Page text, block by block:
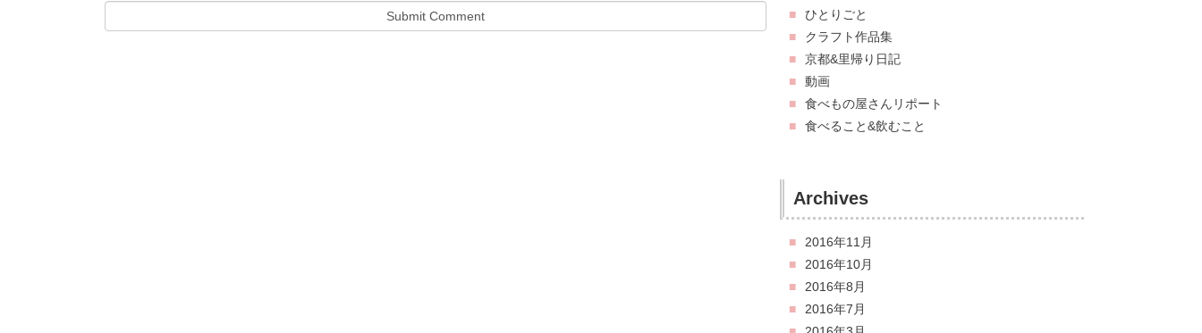
ひとりごと
クラフト作品集
京都&里帰り日記
動画
食べもの屋さんリポート
食べること&飲むこと
Archives
2016年11月
2016年10月
2016年8月
2016年7月